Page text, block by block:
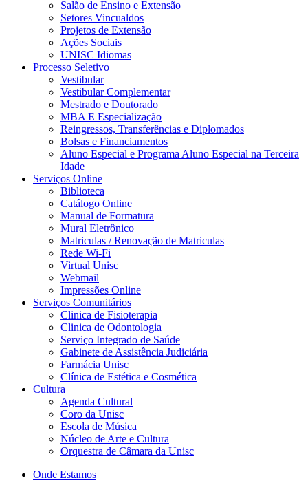
Salão de Ensino e Extensão
Setores Vincualdos
Projetos de Extensão
Ações Sociais
UNISC Idiomas
Processo Seletivo
Vestibular
Vestibular Complementar
Mestrado e Doutorado
MBA E Especialização
Reingressos, Transferências e Diplomados
Bolsas e Financiamentos
Aluno Especial e Programa Aluno Especial na Terceira
Idade
Serviços Online
Biblioteca
Catálogo Online
Manual de Formatura
Mural Eletrônico
Matriculas / Renovação de Matriculas
Rede Wi-Fi
Virtual Unisc
Webmail
Impressões Online
Serviços Comunitários
Clinica de Fisioterapia
Clinica de Odontologia
Serviço Integrado de Saúde
Gabinete de Assistência Judiciária
Farmácia Unisc
Clínica de Estética e Cosmética
Cultura
Agenda Cultural
Coro da Unisc
Escola de Música
Núcleo de Arte e Cultura
Orquestra de Câmara da Unisc
Onde Estamos